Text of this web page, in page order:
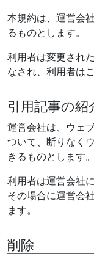
本規約は、運営会
るものとします。
利用者は変更され
なされ、利用者は
引用記事の紹
運営会社は、ウェ
ついて、断りなく
きるものとします。
利用者は運営会社
その場合に運営会
ます。
削除